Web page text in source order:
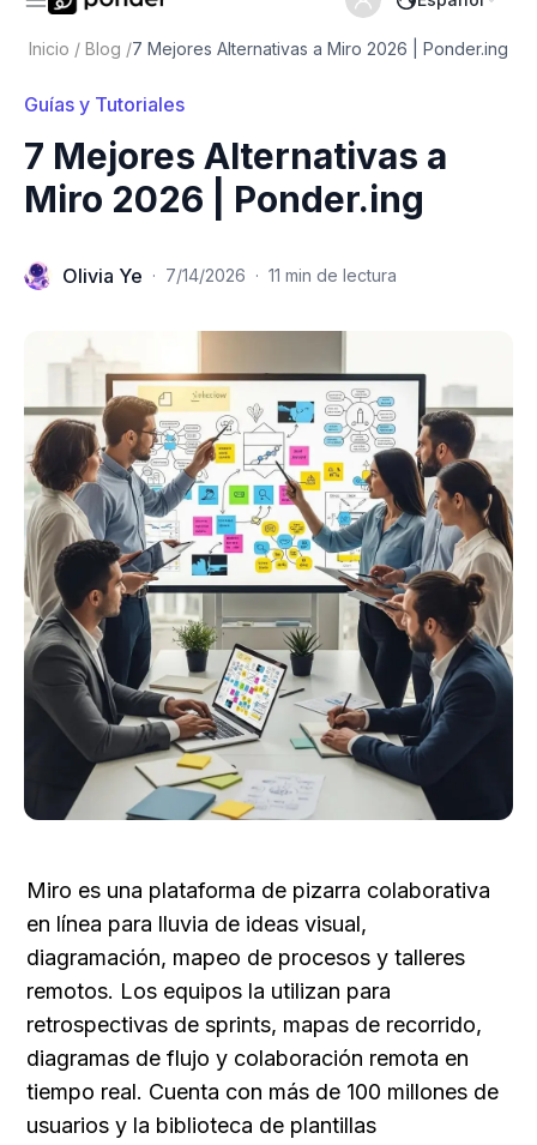
Inicio / Blog /7 Mejores Alternativas a Miro 2026 | Ponder.ing
Guías y Tutoriales
7 Mejores Alternativas a
Miro 2026 | Ponder.ing
Olivia Ye · 7/14/2026 · 11 min de lectura
Miro es una plataforma de pizarra colaborativa
en línea para lluvia de ideas visual,
diagramación, mapeo de procesos y talleres
remotos. Los equipos la utilizan para
retrospectivas de sprints, mapas de recorrido,
diagramas de flujo y colaboración remota en
tiempo real. Cuenta con más de 100 millones de
usuarios y la biblioteca de plantillas